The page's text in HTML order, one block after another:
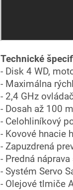
Technické
- Disk 4 WD,
- Maximálna
- 2,4 GHz
- Dosah až 100
- Celohliníkový
- Kovové hnacie
- Zapuzdrená
- Predná
- Systém Servo
- Olejové tlmiče